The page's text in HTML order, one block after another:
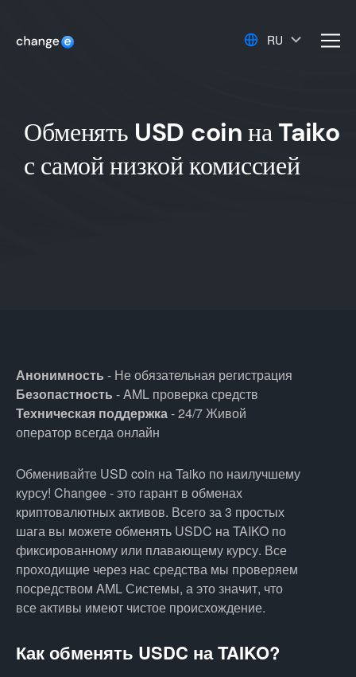
RU
Обменять USD coin на Taiko
с самой низкой комиссией
Анонимность - Не обязательная регистрация
Безопастность - AML проверка средств
Техническая поддержка- 24/7 Живой
оператор всегда онлайн
Обменивайте USD coin на Taiko по наилучшему
курсу! Changee - это гарант в обменах
криптовалютных активов. Всего за 3 простых
шага вы можете обменять USDC на TAIKO по
фиксированному или плавающему курсу. Все
проходищие через нас средства мы проверяем
посредством AML Системы, а это значит, что
все активы имеют чистое происхождение.
Как обменять USDC на TAIKO?